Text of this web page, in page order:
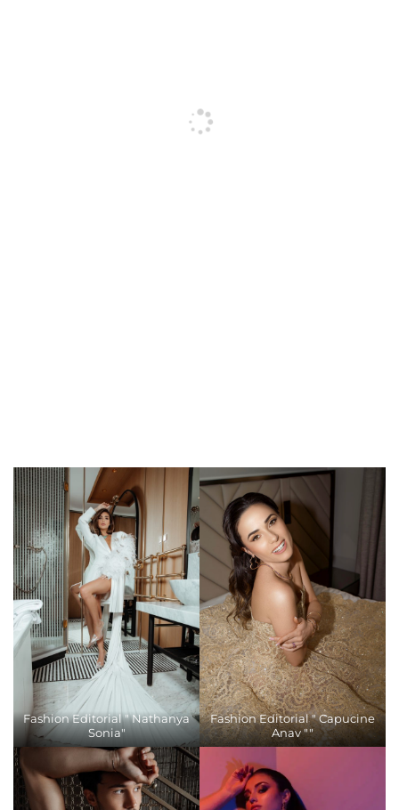
Fashion Editorial " Nathanya
Sonia"
Fashion Editorial " Capucine
Anav ""